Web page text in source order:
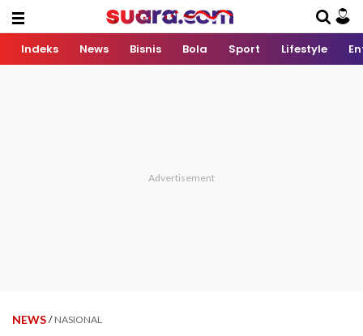
Indeks News Bisnis Bola Sport Lifestyle
NEWS / NASIONAL